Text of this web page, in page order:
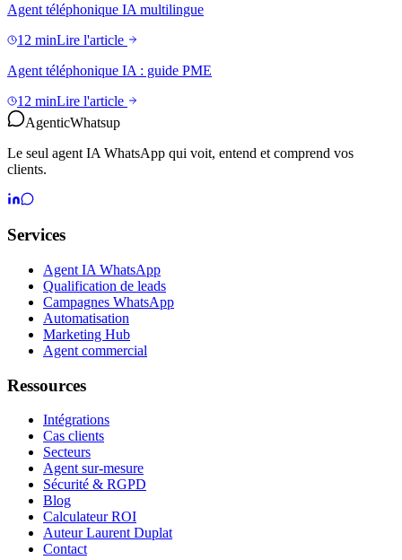
Agent téléphonique IA multilingue
12 minLire l'article
Agent téléphonique IA : guide PME
12 minLire l'article
AgenticWhatsup
Le seul agent IA WhatsApp qui voit, entend et comprend vos
clients.
Services
Agent IA WhatsApp
Qualification de leads
Campagnes WhatsApp
Automatisation
Marketing Hub
Agent commercial
Ressources
Intégrations
Cas clients
Secteurs
Agent sur-mesure
Sécurité & RGPD
Blog
Calculateur ROI
Auteur Laurent Duplat
Contact